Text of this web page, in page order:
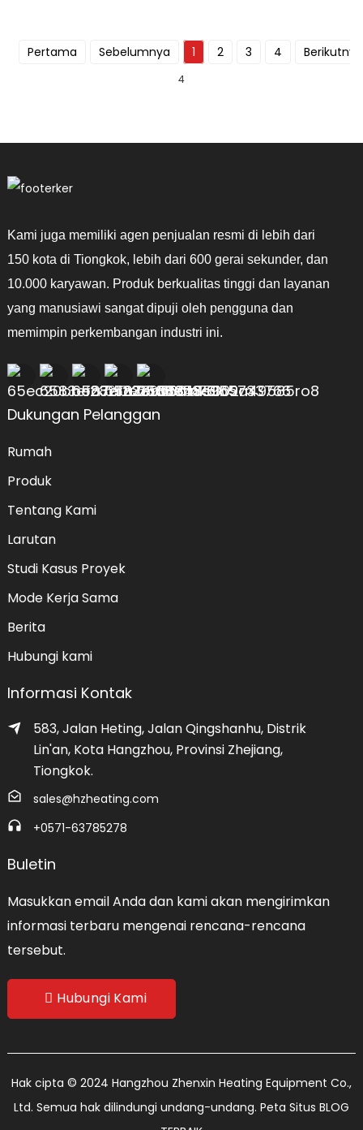
Pertama Sebelumnya 1 2 3 4 Berikutnya
4
Kami juga memiliki agen penjualan resmi di lebih dari
150 kota di Tiongkok, lebih dari 600 gerai sekunder, dan
10.000 karyawan. Produk berkualitas tinggi dan layanan
yang manusiawi sangat dipuji oleh pengguna dan
memimpin perkembangan industri ini.
Dukungan Pelanggan
Rumah
Produk
Tentang Kami
Larutan
Studi Kasus Proyek
Mode Kerja Sama
Berita
Hubungi kami
Informasi Kontak
583, Jalan Heting, Jalan Qingshanhu, Distrik
Lin'an, Kota Hangzhou, Provinsi Zhejiang,
Tiongkok.
sales@hzheating.com
+0571-63785278
Buletin
Masukkan email Anda dan kami akan mengirimkan
informasi terbaru mengenai rencana-rencana
tersebut.
Hubungi Kami
Hak cipta © 2024 Hangzhou Zhenxin Heating Equipment Co.,
Ltd. Semua hak dilindungi undang-undang. Peta Situs BLOG